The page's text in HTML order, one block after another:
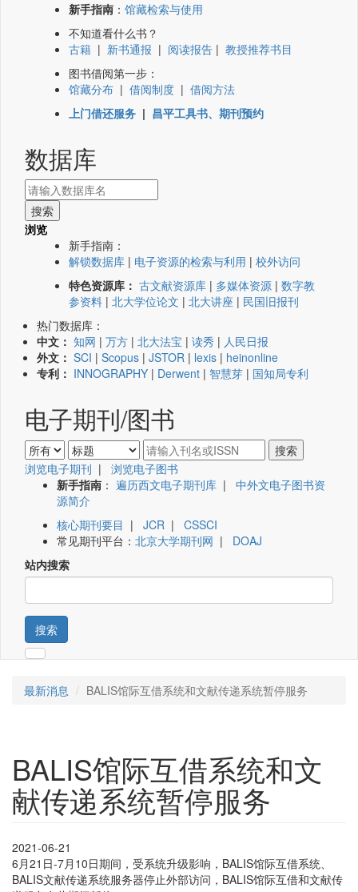
新手指南 ： 馆藏检索与使用
不知道看什么书？
古籍 | 新书通报 | 阅读报告 | 教授推荐书目
图书借阅第一步：
馆藏分布 | 借阅制度 | 借阅方法
上门借还服务 | 昌平工具书、期刊预约
数据库
浏览
新手指南：
解锁数据库 | 电子资源的检索与利用 | 校外访问
特色资源库： 古文献资源库 | 多媒体资源 | 数字教
参资料 | 北大学位论文 | 北大讲座 | 民国旧报刊
热门数据库：
中文： 知网 | 万方 | 北大法宝 | 读秀 | 人民日报
外文： SCI | Scopus | JSTOR | lexis | heinonline
专利： INNOGRAPHY | Derwent | 智慧芽 | 国知局专利
电子期刊/图书
浏览电子期刊 | 浏览电子图书
新手指南 ： 遍历西文电子期刊库 | 中外文电子图书资
源简介
核心期刊要目 | JCR | CSSCI
常见期刊平台： 北京大学期刊网 | DOAJ
站内搜索
搜索
最新消息 BALIS馆际互借系统和文献传递系统暂停服务
BALIS馆际互借系统和文
献传递系统暂停服务
2021-06-21
6月21日-7月10日期间，受系统升级影响，BALIS馆际互借系统、
BALIS文献传递系统服务器停止外部访问，BALIS馆际互借和文献传